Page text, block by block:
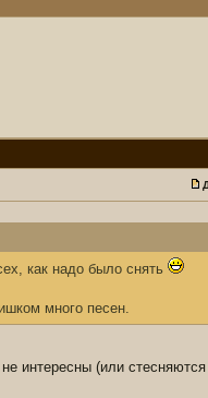
как надо было снять
много песен.
интересны (или стесняются